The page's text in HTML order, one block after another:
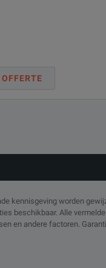
OFFERTE
kennisgeving worden
beschikbaar. Alle
en andere factoren.